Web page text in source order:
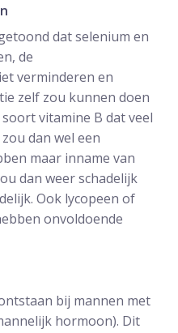
dat selenium en
de
verminderen en
zelf zou kunnen doen
vitamine B dat veel
dan wel een
maar inname van
dan weer schadelijk
Ook lycopeen of
onvoldoende
bij mannen met
hormoon). Dit